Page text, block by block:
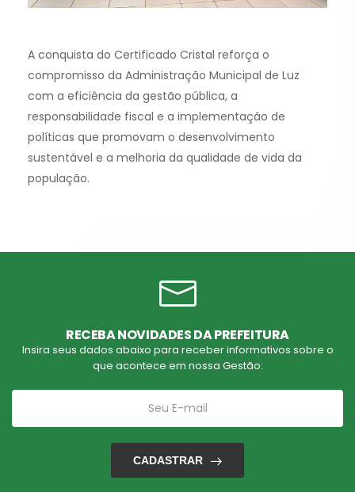
A conquista do Certificado Cristal reforça o
compromisso da Administração Municipal de Luz
com a eficiência da gestão pública, a
responsabilidade fiscal e a implementação de
políticas que promovam o desenvolvimento
sustentável e a melhoria da qualidade de vida da
população.
RECEBA NOVIDADES DA PREFEITURA
Insira seus dados abaixo para receber informativos sobre o
que acontece em nossa Gestão:
CADASTRAR